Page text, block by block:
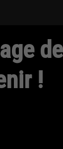
!